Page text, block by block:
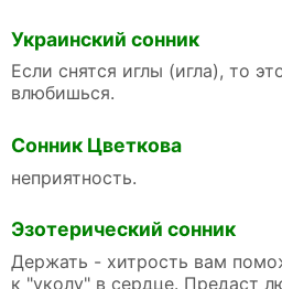
Украинский сонник
Если снятся иглы (игла), то
влюбишься.
Сонник Цветкова
неприятность.
Эзотерический сонник
Держать - хитрость вам
к "уколу" в сердце. Предаст